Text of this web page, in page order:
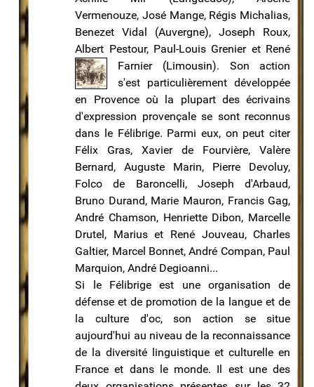
Vermenouze, José Mange, Régis Michalias,
Benezet Vidal (Auvergne), Joseph Roux,
Albert Pestour, Paul-Louis Grenier et René
Farnier (Limousin). Son action
s'est particulièrement développée
en Provence où la plupart des écrivains
d'expression provençale se sont reconnus
dans le Félibrige. Parmi eux, on peut citer
Félix Gras, Xavier de Fourvière, Valère
Bernard, Auguste Marin, Pierre Devoluy,
Folco de Baroncelli, Joseph d'Arbaud,
Bruno Durand, Marie Mauron, Francis Gag,
André Chamson, Henriette Dibon, Marcelle
Drutel, Marius et René Jouveau, Charles
Galtier, Marcel Bonnet, André Compan, Paul
Marquion, André Degioanni...
Si le Félibrige est une organisation de
défense et de promotion de la langue et de
la culture d'oc, son action se situe
aujourd'hui au niveau de la reconnaissance
de la diversité linguistique et culturelle en
France et dans le monde. Il est une des